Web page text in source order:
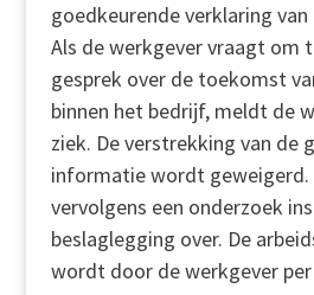
goedkeurende verklaring
Als de werkgever vraagt om
gesprek over de toekomst
binnen het bedrijf, meldt de
ziek. De verstrekking van de
informatie wordt geweigerd.
vervolgens een onderzoek
beslaglegging over. De
wordt door de werkgever per